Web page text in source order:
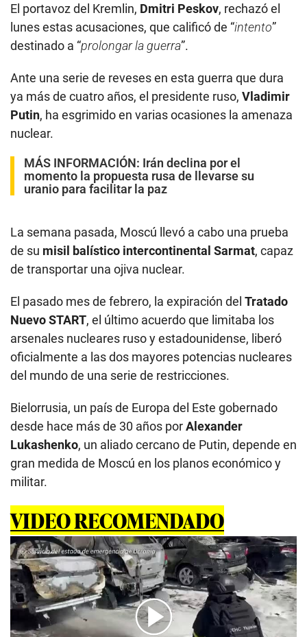
El portavoz del Kremlin, Dmitri Peskov, rechazó el
lunes estas acusaciones, que calificó de “intento”
destinado a “prolongar la guerra”.
Ante una serie de reveses en esta guerra que dura
ya más de cuatro años, el presidente ruso, Vladimir
Putin, ha esgrimido en varias ocasiones la amenaza
nuclear.
MÁS INFORMACIÓN: Irán declina por el
momento la propuesta rusa de llevarse su
uranio para facilitar la paz
La semana pasada, Moscú llevó a cabo una prueba
de su misil balístico intercontinental Sarmat, capaz
de transportar una ojiva nuclear.
El pasado mes de febrero, la expiración del Tratado
Nuevo START, el último acuerdo que limitaba los
arsenales nucleares ruso y estadounidense, liberó
oficialmente a las dos mayores potencias nucleares
del mundo de una serie de restricciones.
Bielorrusia, un país de Europa del Este gobernado
desde hace más de 30 años porAlexander
Lukashenko, un aliado cercano de Putin, depende en
gran medida de Moscú en los planos económico y
militar.
VIDEO RECOMENDADO